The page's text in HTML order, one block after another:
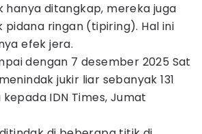
hanya ditangkap, mereka juga
pidana ringan (tipiring). Hal ini
efek jera.
dengan 7 desember 2025 Sat
jukir liar sebanyak 131
IDN Times, Jumat